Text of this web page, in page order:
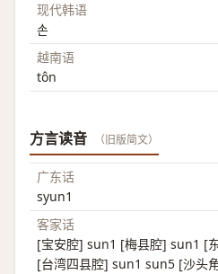
现代韩语
손
越南语
tôn
方言读音 （旧版简文）
广东话
syun1
客家话
[宝安腔] sun1 [梅县腔] sun1 [
[台湾四县腔] sun1 sun5 [沙头